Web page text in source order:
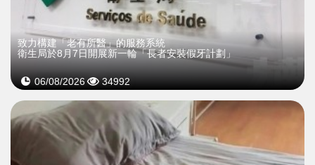
致力構建「老有所醫」的服務系統
衛生局於8月7日開展新一輪「長者安裝假牙計劃」
06/08/2026 34992